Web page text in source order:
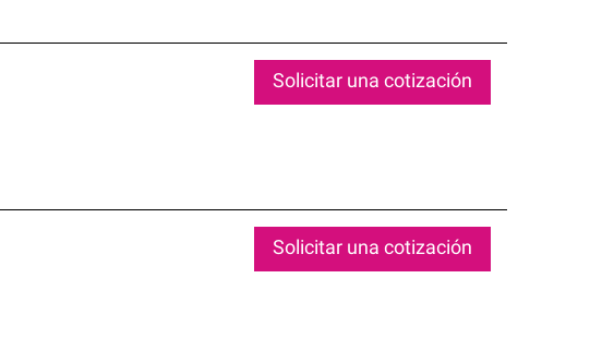
Solicitar una cotización
Solicitar una cotización